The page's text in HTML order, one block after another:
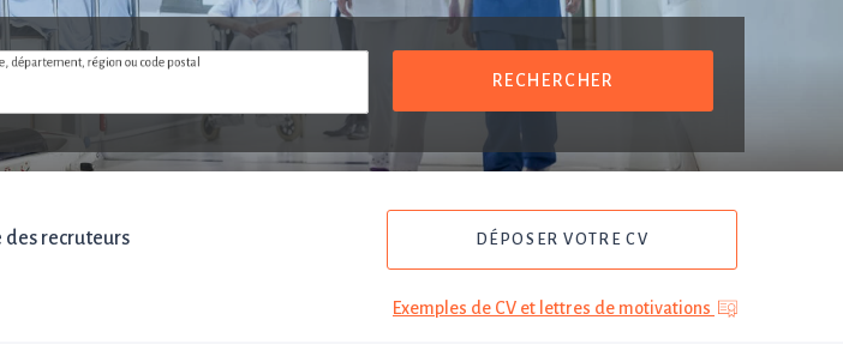
département, région ou code postal
RECHERCHER
recruteurs DÉPOSER VOTRE CV
Exemples de CV et lettres de motivations